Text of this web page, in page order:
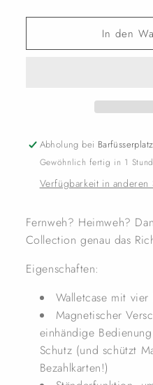
In den
Abholung bei
Gewöhnlich fertig in 1
Verfügbarkeit in
Fernweh? Heimweh?
Collection genau das
Eigenschaften:
Walletcase mit vier
Magnetischer
einhändige
Schutz (und schützt
Bezahlkarten!)